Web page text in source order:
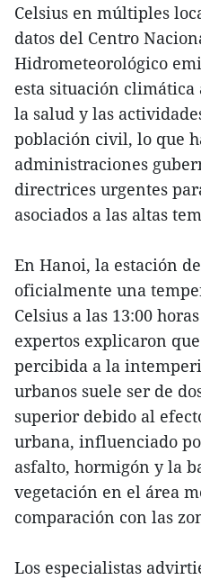
Celsius en múltiples
datos del Centro
Hidrometeorológico
esta situación
la salud y las
población civil, lo que
administraciones
directrices urgentes
asociados a las altas
En Hanoi, la estación
oficialmente una
Celsius a las 13:00
expertos explicaron
percibida a la
urbanos suele ser de
superior debido al
urbana, influenciado
asfalto, hormigón y la
vegetación en el área
comparación con las
Los especialistas